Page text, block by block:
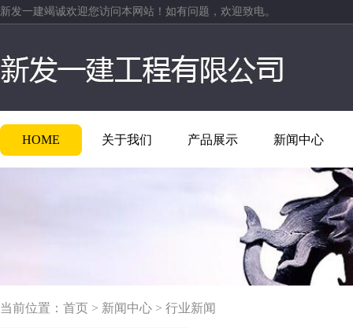
新发一建竭诚欢迎您访问本网站！如有问题，欢迎致电。
HOME 关于我们 产品展示 新闻中心
当前位置： 首页 > 新闻中心 > 行业新闻